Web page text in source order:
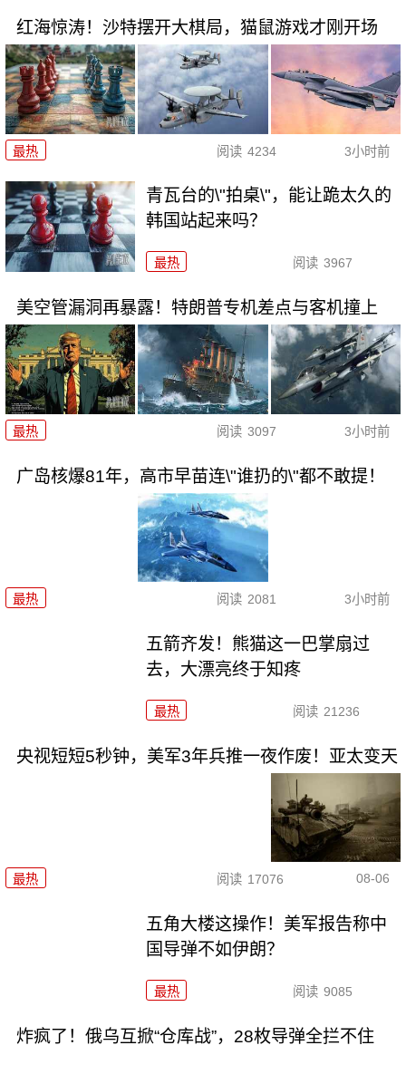
红海惊涛！沙特摆开大棋局，猫鼠游戏才刚开场
最热 阅读 4234 3小时前
青瓦台的\"拍桌\"，能让跪太久的
韩国站起来吗？
最热 阅读 3967
美空管漏洞再暴露！特朗普专机差点与客机撞上
最热 阅读 3097 3小时前
广岛核爆81年，高市早苗连\"谁扔的\"都不敢提！
最热 阅读 2081 3小时前
五箭齐发！熊猫这一巴掌扇过
去，大漂亮终于知疼
最热 阅读 21236
央视短短5秒钟，美军3年兵推一夜作废！亚太变天
最热 阅读 17076 08-06
五角大楼这操作！美军报告称中
国导弹不如伊朗？
最热 阅读 9085
炸疯了！俄乌互掀“仓库战”，28枚导弹全拦不住